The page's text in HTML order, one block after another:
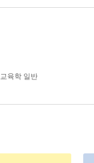
교육학 일반